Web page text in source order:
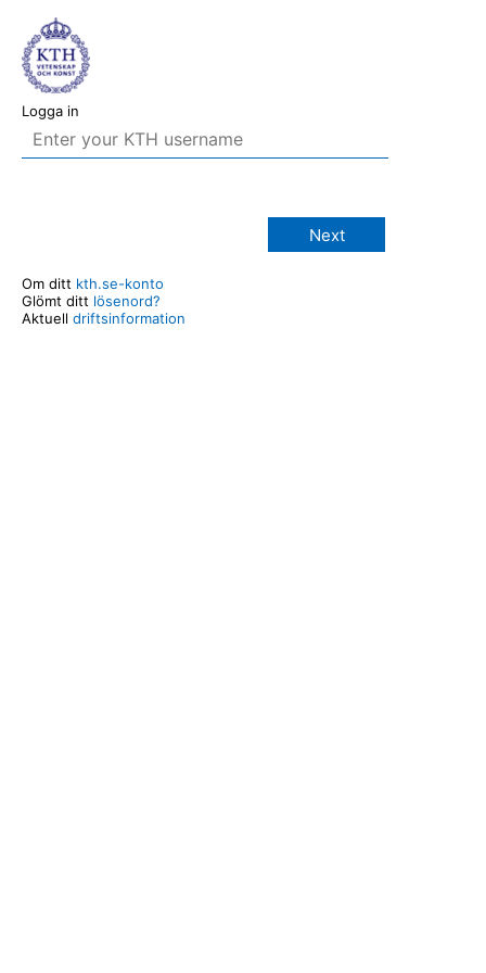
Logga in
Next
Om ditt kth.se-konto
Glömt ditt lösenord?
Aktuell driftsinformation